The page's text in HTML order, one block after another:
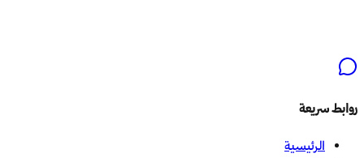
روابط سريعة
الرئيسية